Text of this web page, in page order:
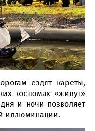
ездят кареты,
костюмах «живут»
и ночи позволяет
иллюминации.